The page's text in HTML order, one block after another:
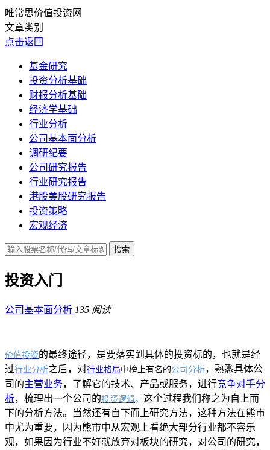
唯常思价值投资网
文章类别
点击返回
基金研究
投资分析基础
财报分析基础
经济学基础
行业分析
公司基本面分析
调研纪要
公司研究报告
行业研究报告
港股美股研究报告
投资策略
宏观经济
投资入门
公司基本面分析 135 阅读
价值投资的最终途径，是要落实到具体的投资标的，也就是经
过行业分析之后，对行业格局中榜上有名的公司分析，熟悉具体公
司的主营业务，了解它的技术、产品或服务，进行竞争对手分
析，梳理出一个公司的投资逻辑。 这个过程我们称之为自上而
下的分析方法。当然还有自下而上研究方法，这种方法在熊市
中尤为重要，因为熊市中从宏观上看绝大部分行业都不容乐
观，如果因为行业不好就放弃对板块的研究，对公司的研究，